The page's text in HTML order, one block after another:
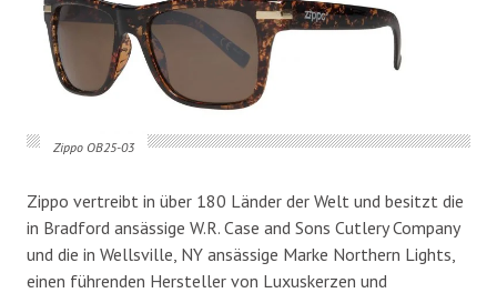
Zippo OB25-03
Zippo vertreibt in über 180 Länder der Welt und besitzt die
in Bradford ansässige W.R. Case and Sons Cutlery Company
und die in Wellsville, NY ansässige Marke Northern Lights,
einen führenden Hersteller von Luxuskerzen und